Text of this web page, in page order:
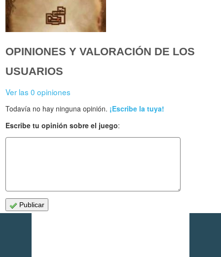
OPINIONES Y VALORACIÓN DE LOS
USUARIOS
Ver las 0 opiniones
Todavía no hay ninguna opinión. ¡Escribe la tuya!
Escribe tu opinión sobre el juego:
Publicar